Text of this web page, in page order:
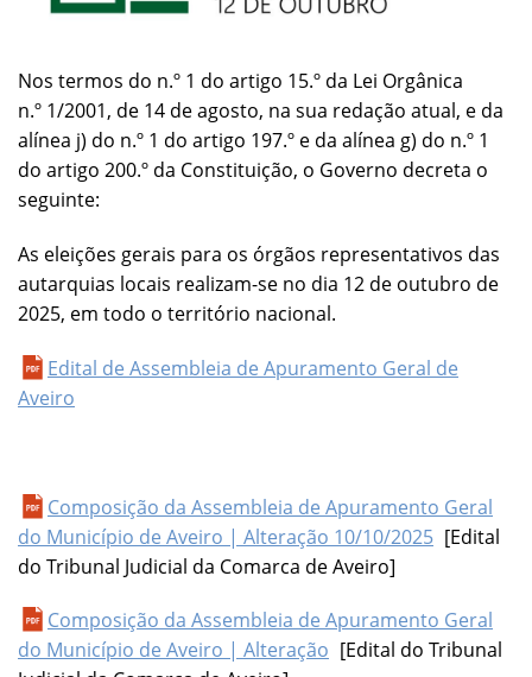
Nos termos do n.º 1 do artigo 15.º da Lei Orgânica
n.º 1/2001, de 14 de agosto, na sua redação atual, e da
alínea j) do n.º 1 do artigo 197.º e da alínea g) do n.º 1
do artigo 200.º da Constituição, o Governo decreta o
seguinte:
As eleições gerais para os órgãos representativos das
autarquias locais realizam-se no dia 12 de outubro de
2025, em todo o território nacional.
Edital de Assembleia de Apuramento Geral de
Aveiro
Composição da Assembleia de Apuramento Geral
do Município de Aveiro | Alteração 10/10/2025 [Edital
do Tribunal Judicial da Comarca de Aveiro]
Composição da Assembleia de Apuramento Geral
do Município de Aveiro | Alteração [Edital do Tribunal